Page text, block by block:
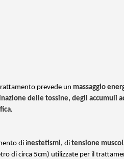
prevede un massaggio
delle tossine, degli accumuli
.
di inestetismi, di tensione
di circa 5cm) utilizzate per il